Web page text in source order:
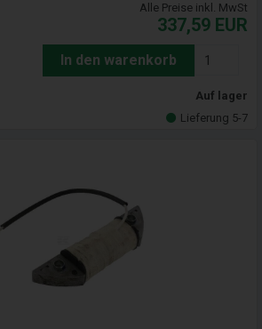
Alle Preise inkl. MwSt
337,59 EUR
In den warenkorb
Auf lager
Lieferung 5-7